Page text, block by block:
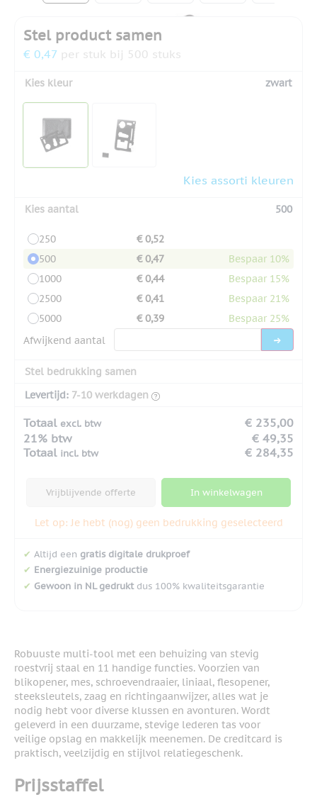
Stel product samen
€ 0,47 per stuk bij 500 stuks
Kies kleur zwart
Kies assorti kleuren
Kies aantal 500
250
€ 0,52
500
€ 0,47
Bespaar 10%
1000
€ 0,44
Bespaar 15%
2500
€ 0,41
Bespaar 21%
5000
€ 0,39
Bespaar 25%
Afwijkend aantal
Stel bedrukking samen
Levertijd: 7-10 werkdagen
Totaal excl. btw
€ 235,00
21% btw
€ 49,35
Totaal incl. btw € 284,35
Vrijblijvende offerte In winkelwagen
Let op: Je hebt (nog) geen bedrukking geselecteerd
✔ Altijd een gratis digitale drukproef
✔ Energiezuinige productie
✔ Gewoon in NL gedruktdus 100% kwaliteitsgarantie
Robuuste multi-tool met een behuizing van stevig
roestvrij staal en 11 handige functies. Voorzien van
blikopener, mes, schroevendraaier, liniaal, flesopener,
steeksleutels, zaag en richtingaanwijzer, alles wat je
nodig hebt voor diverse klussen en avonturen. Wordt
geleverd in een duurzame, stevige lederen tas voor
veilige opslag en makkelijk meenemen. De creditcard is
praktisch, veelzijdig en stijlvol relatiegeschenk.
Prijsstaffel